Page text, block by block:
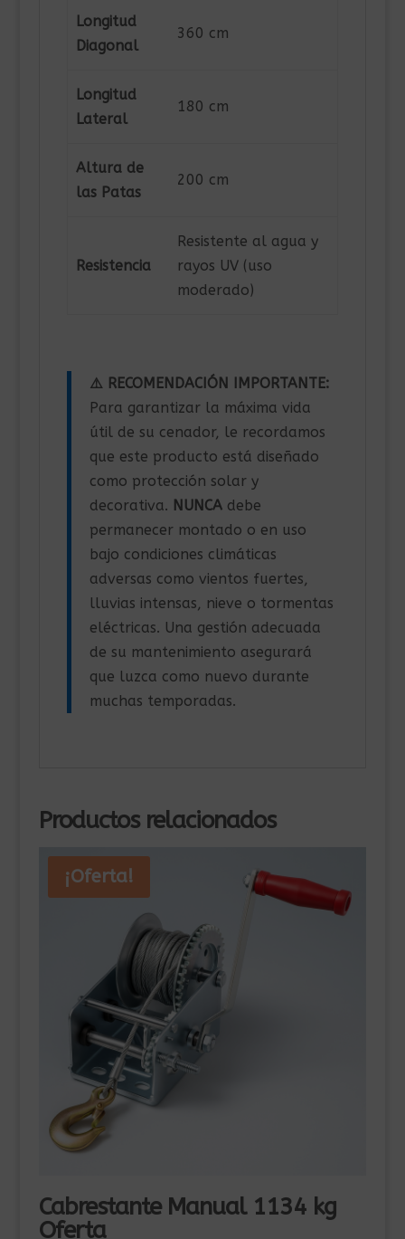
Longitud
Diagonal
360 cm
Longitud
Lateral
180 cm
Altura de
las Patas
200 cm
Resistencia
Resistente al agua y
rayos UV (uso
moderado)
⚠️ RECOMENDACIÓN IMPORTANTE:
Para garantizar la máxima vida
útil de su cenador, le recordamos
que este producto está diseñado
como protección solar y
decorativa. NUNCAdebe
permanecer montado o en uso
bajo condiciones climáticas
adversas como vientos fuertes,
lluvias intensas, nieve o tormentas
eléctricas. Una gestión adecuada
de su mantenimiento asegurará
que luzca como nuevo durante
muchas temporadas.
Productos relacionados
¡Oferta!
Cabrestante Manual 1134 kg
Oferta